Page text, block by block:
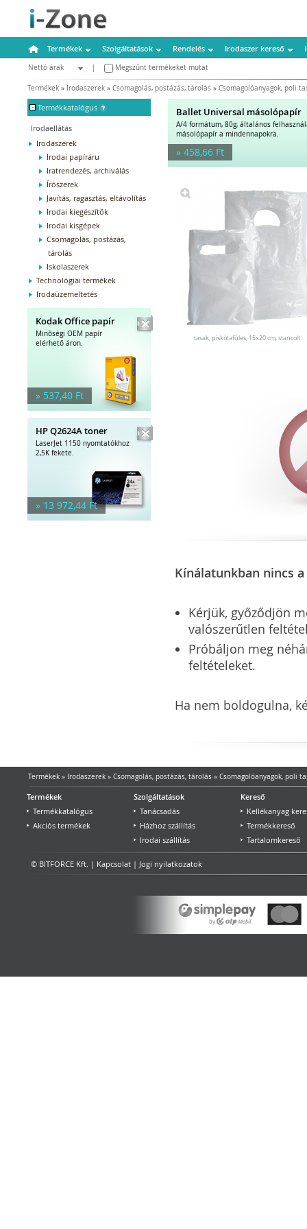
Termékek Szolgáltatások Rendelés Irodaszer kereső
Nettó árak
Megszűnt termékeket mutat
Termékek » Irodaszerek » Csomagolás, postázás, tárolás » Csomagolóanyagok, poli
- Termékkatalógus
Irodaellátás
Irodaszerek
Irodai papíráru
Iratrendezés, archiválás
Írószerek
Javítás, ragasztás, eltávolítás
Irodai kiegészítők
Irodai kisgépek
Csomagolás, postázás,
tárolás
Iskolaszerek
Technológiai termékek
Irodaüzemeltetés
Kodak Office papír
Minőségi OEM papír
elérhető áron.
» 537,40 Ft
HP Q2624A toner
LaserJet 1150 nyomtatókhoz
2,5K fekete.
» 13 972,44 Ft
Ballet Universal másolópapír
A/4 formátum, 80g, általános
másolópapír a mindennapokra.
» 458,66 Ft
tasak, piskótafüles, 15x20 cm, stancolt
Kínálatunkban nincs
Kérjük, győződjön
valószerűtlen
Próbáljon meg
feltételeket.
Ha nem boldogulna,
Termékek» Irodaszerek» Csomagolás, postázás, tárolás» Csomagolóanyagok, poli
Termékek
Termékkatalógus
Akciós termékek
Szolgáltatások
Tanácsadás
Házhoz szállítás
Irodai szállítás
Kereső
Kellékanyag
Termékkereső
Tartalomkereső
© BITFORCE Kft. | Kapcsolat | Jogi nyilatkozatok